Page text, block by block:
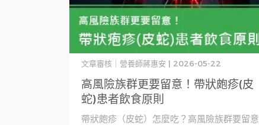
高風險族群更要留意！帶狀皰疹(皮
蛇)患者飲食原則
文章審核｜營養師蔣惠安 | 2026-05-22
帶狀皰疹（皮蛇）怎麼吃？高風險族群要留意